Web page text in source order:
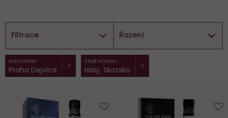
Filtrace
Vybrané
filtry:
DOSTUPNOST
Praha Dejvice
ZRUŠIT FILTR
ZEMĚ PŮVODU
Islay, Skotsko
Řazení